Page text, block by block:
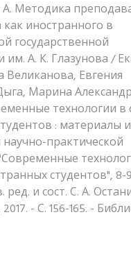
А. Методика
как иностранного в
государственной
им. А. К. Глазунова /
Великанова, Евгения
Марина
технологии в
: материалы
научно-практической
студентов", 8-
ред. и сост. С. А.
- С. 156-165. -